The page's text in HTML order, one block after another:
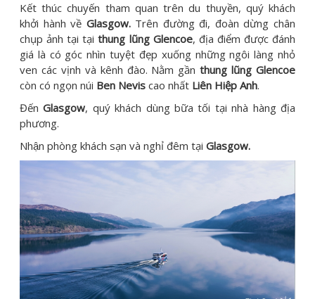
Kết thúc chuyến tham quan trên du thuyền, quý khách
khởi hành về Glasgow. Trên đường đi, đoàn dừng chân
chụp ảnh tại tạithung lũng Glencoe, địa điểm được đánh
giá là có góc nhìn tuyệt đẹp xuống những ngôi làng nhỏ
ven các vịnh và kênh đào. Nằm gầnthung lũng Glencoe
còn có ngọn núi Ben Nevis cao nhất Liên Hiệp Anh.
ĐếnGlasgow, quý khách dùng bữa tối tại nhà hàng địa
phương.
Nhận phòng khách sạn và nghỉ đêm tại Glasgow.